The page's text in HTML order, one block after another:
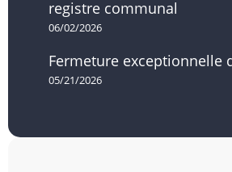
registre communal
06/02/2026
Fermeture exceptionnelle
05/21/2026